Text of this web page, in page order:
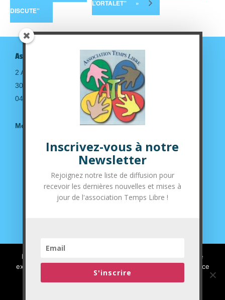
DISCUTE”
L’ORTALET” »
Association Temps Libre
2 Avenue de la gare
30190 Saint-Geniès de Malgoirès
04.66.63.14.36
Mentions légales
Suivez-nous sur nos réseaux sociaux
Inscrivez-vous à notre
Newsletter
Rejoignez notre liste de diffusion pour
recevoir les dernières nouvelles et mises à
jour de l'association Temps Libre !
S'inscrire
Nous utilisons des cookies pour vous garantir la meilleure
expérience sur notre site web. Si vous continuez à utiliser ce
site, nous supposerons que vous en êtes satisfait.